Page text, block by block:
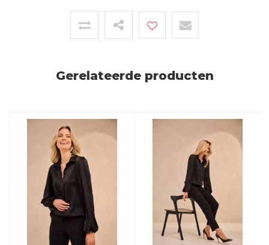
Gerelateerde producten